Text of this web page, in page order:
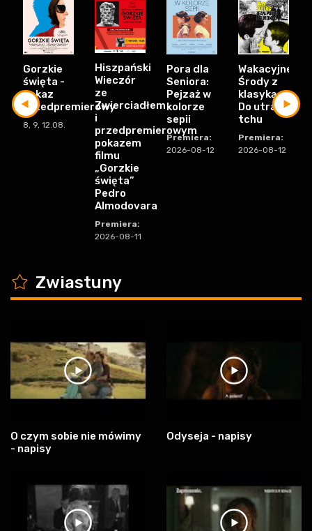
Gorzkie
święta -
pokaz
przedpremierowy
8, 9, 12.08.
Hiszpański
Wieczór
ze
Zwierciadłem
i
przedpremierowym
pokazem
filmu
„Gorzkie
święta”
Pedro
Almodovara
Premiera:
2026-08-11
Pora dla
Seniora:
Pejzaż w
kolorze
sepii
Premiera:
2026-08-12
Wakacyjne
Środy z
klasyką:
Do utraty
tchu
Premiera:
2026-08-12
Odyseja - napisy